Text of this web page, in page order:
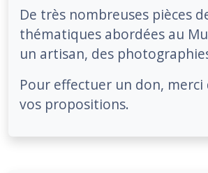
De très nombreuses pièces
thématiques abordées au
un artisan, des
Pour effectuer un don,
vos propositions.